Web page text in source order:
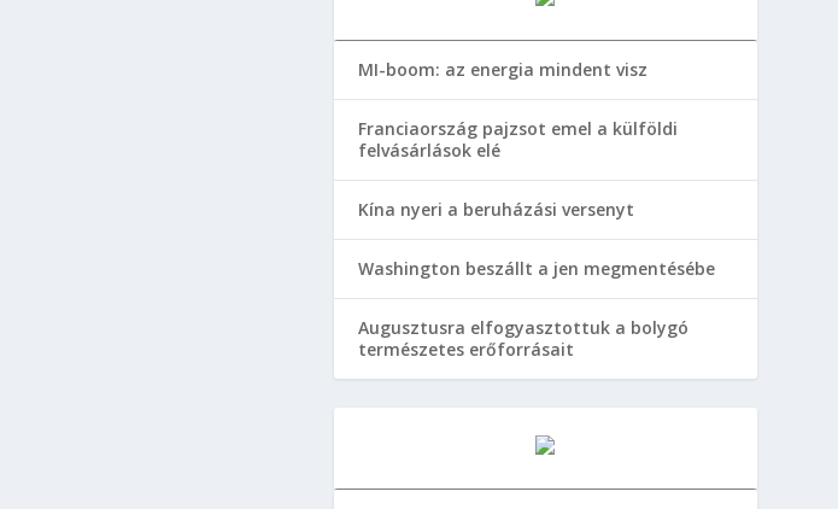
MI-boom: az energia mindent visz
Franciaország pajzsot emel a külföldi
felvásárlások elé
Kína nyeri a beruházási versenyt
Washington beszállt a jen megmentésébe
Augusztusra elfogyasztottuk a bolygó
természetes erőforrásait